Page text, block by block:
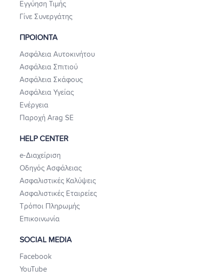
Εγγύηση Τιμής
Γίνε Συνεργάτης
ΠΡΟΙΟΝΤΑ
Ασφάλεια Αυτοκινήτου
Ασφάλεια Σπιτιού
Ασφάλεια Σκάφους
Ασφάλεια Υγείας
Ενέργεια
Παροχή Arag SE
HELP CENTER
e-Διαχείριση
Οδηγός Ασφάλειας
Ασφαλιστικές Καλύψεις
Ασφαλιστικές Εταιρείες
Τρόποι Πληρωμής
Επικοινωνία
SOCIAL MEDIA
Facebook
YouTube